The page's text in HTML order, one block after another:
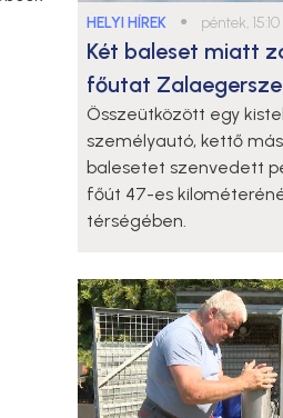
HELYI HÍREK ● péntek, 15:10
Két baleset miatt
főutat
Összeütközött egy
személyautó, kettő
balesetet szenvedett
főút 47-es
térségében.